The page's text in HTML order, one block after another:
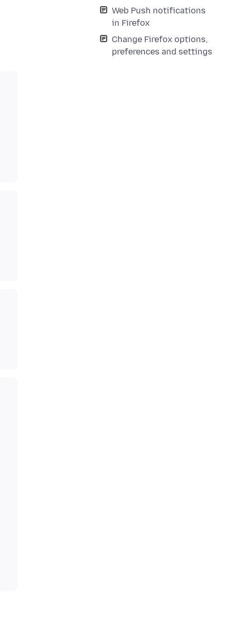
Web Push notifications
in Firefox
Change Firefox options,
preferences and settings